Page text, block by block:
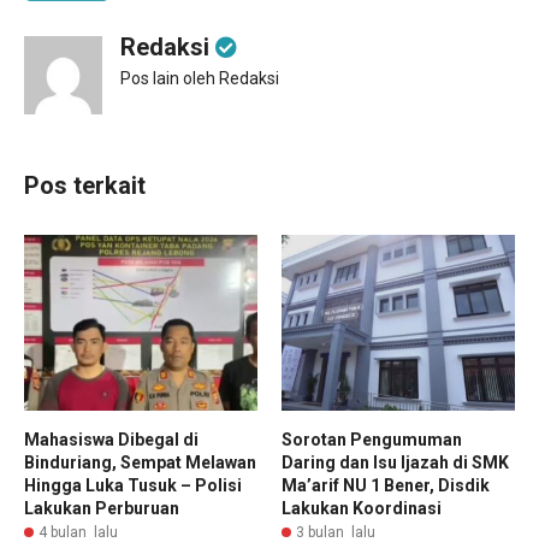
Redaksi
Pos lain oleh Redaksi
Pos terkait
Mahasiswa Dibegal di
Binduriang, Sempat Melawan
Hingga Luka Tusuk – Polisi
Lakukan Perburuan
4 bulan lalu
Sorotan Pengumuman
Daring dan Isu Ijazah di SMK
Ma’arif NU 1 Bener, Disdik
Lakukan Koordinasi
3 bulan lalu